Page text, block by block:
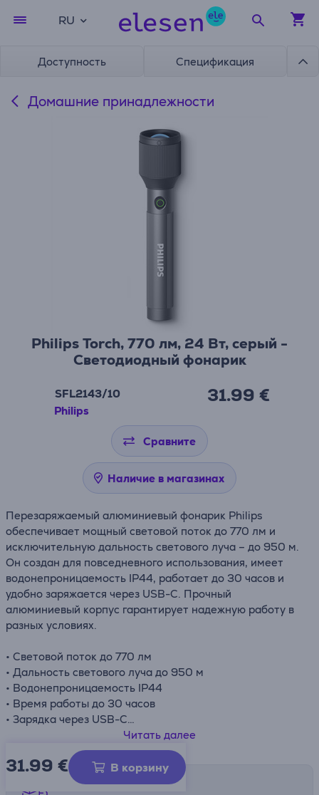
RU
Доступность Спецификация
Домашние принадлежности
Philips Torch, 770 лм, 24 Вт, серый -
Светодиодный фонарик
SFL2143/10
Philips
31.99 €
Сравните
Наличие в магазинах
Перезаряжаемый алюминиевый фонарик Philips
обеспечивает мощный световой поток до 770 лм и
исключительную дальность светового луча – до 950 м.
Он создан для повседневного использования, имеет
водонепроницаемость IP44, работает до 30 часов и
удобно заряжается через USB-C. Прочный
алюминиевый корпус гарантирует надежную работу в
разных условиях.
• Световой поток до 770 лм
• Дальность светового луча до 950 м
• Водонепроницаемость IP44
• Время работы до 30 часов
• Зарядка через USB-C
• Прочный алюминиевый корпус
Читать далее
31.99 € В корзину
Способы доставки